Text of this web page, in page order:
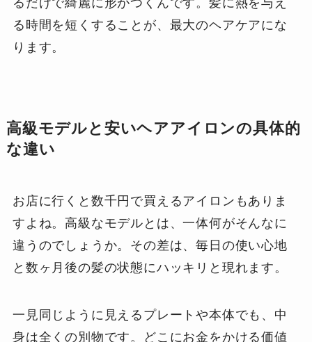
るだけで綺麗に形がつくんです。髪に熱を与え
る時間を短くすることが、最大のヘアケアにな
ります。
高級モデルと安いヘアアイロンの具体的
な違い
お店に行くと数千円で買えるアイロンもありま
すよね。高級なモデルとは、一体何がそんなに
違うのでしょうか。その差は、毎日の使い心地
と数ヶ月後の髪の状態にハッキリと現れます。
一見同じように見えるプレートや本体でも、中
身は全くの別物です。どこにお金をかける価値